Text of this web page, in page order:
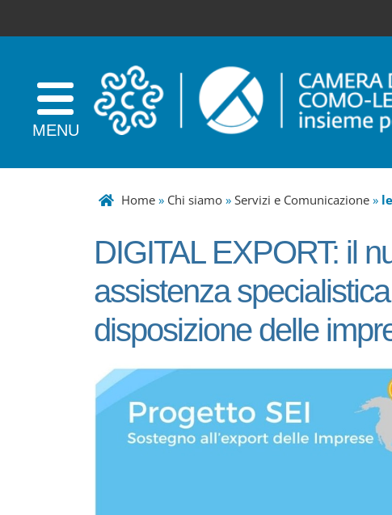
Home» Chi siamo» Servizi e Comunicazione»
DIGITAL EXPORT: il
assistenza
disposizione delle